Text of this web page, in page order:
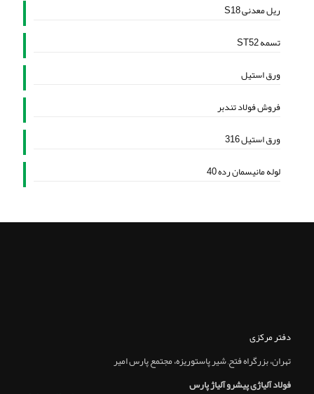
ریل معدنی S18
تسمه ST52
ورق استیل
فروش فولاد تندبر
ورق استیل 316
لوله مانیسمان رده 40
دفتر مرکزی
تهران، بزرگراه فتح, شير پاستوريزه، مجتمع پارس امير
فولاد آلیاژی پیشرو آلیاژ پارس